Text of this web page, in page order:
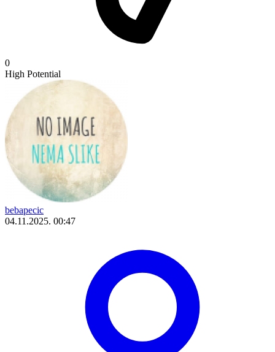
0
High Potential
bebapecic
04.11.2025. 00:47